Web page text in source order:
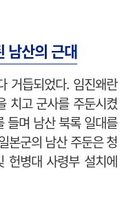
남산의 근대
거듭되었다. 임진왜란
치고 군사를 주둔시켰
들며 남산 북록 일대를
본군의 남산 주둔은 청
헌병대 사령부 설치에